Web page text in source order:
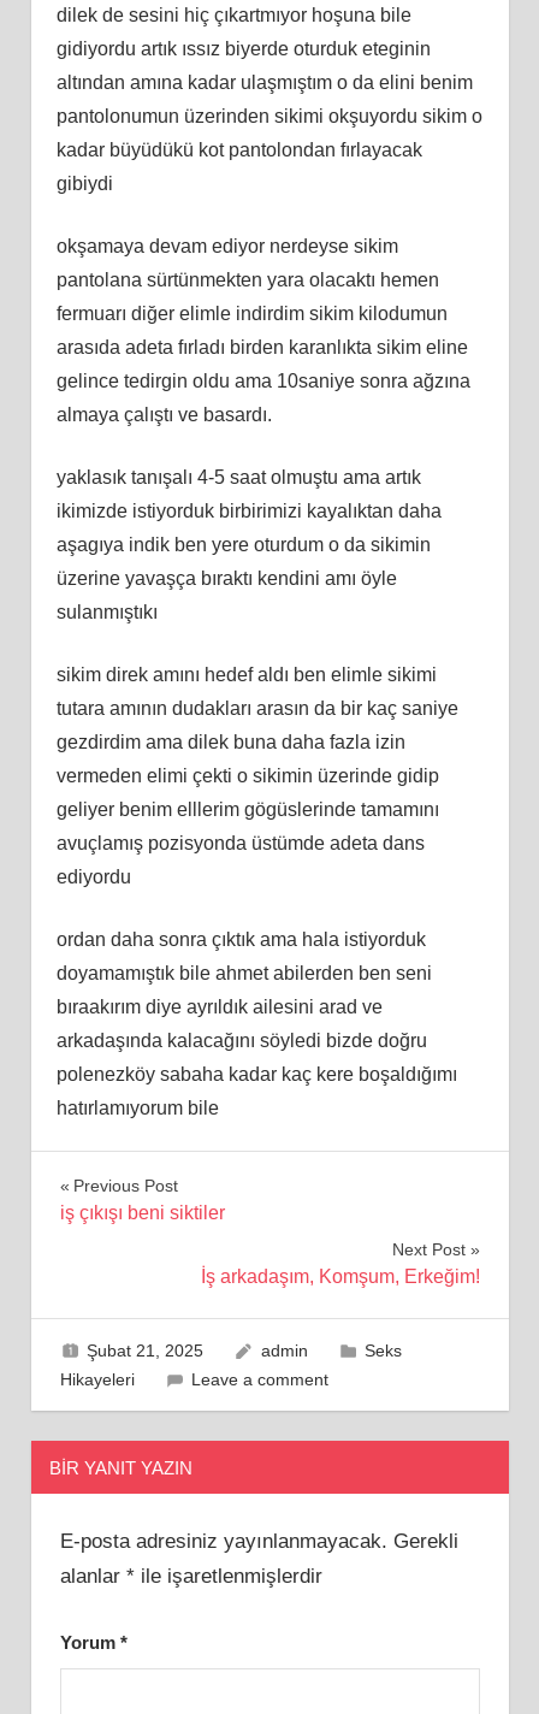
dilek de sesini hiç çıkartmıyor hoşuna bile
gidiyordu artık ıssız biyerde oturduk eteginin
altından amına kadar ulaşmıştım o da elini benim
pantolonumun üzerinden sikimi okşuyordu sikim o
kadar büyüdükü kot pantolondan fırlayacak
gibiydi
okşamaya devam ediyor nerdeyse sikim
pantolana sürtünmekten yara olacaktı hemen
fermuarı diğer elimle indirdim sikim kilodumun
arasıda adeta fırladı birden karanlıkta sikim eline
gelince tedirgin oldu ama 10saniye sonra ağzına
almaya çalıştı ve basardı.
yaklasık tanışalı 4-5 saat olmuştu ama artık
ikimizde istiyorduk birbirimizi kayalıktan daha
aşagıya indik ben yere oturdum o da sikimin
üzerine yavaşça bıraktı kendini amı öyle
sulanmıştıkı
sikim direk amını hedef aldı ben elimle sikimi
tutara amının dudakları arasın da bir kaç saniye
gezdirdim ama dilek buna daha fazla izin
vermeden elimi çekti o sikimin üzerinde gidip
geliyer benim elllerim gögüslerinde tamamını
avuçlamış pozisyonda üstümde adeta dans
ediyordu
ordan daha sonra çıktık ama hala istiyorduk
doyamamıştık bile ahmet abilerden ben seni
bıraakırım diye ayrıldık ailesini arad ve
arkadaşında kalacağını söyledi bizde doğru
polenezköy sabaha kadar kaç kere boşaldığımı
hatırlamıyorum bile
Yazı
Previous Post
iş çıkışı beni siktiler
Next Post
İş arkadaşım, Komşum, Erkeğim!
Şubat 21, 2025 admin
Seks
Hikayeleri
Leave a comment
BIR YANIT YAZIN
E-posta adresiniz yayınlanmayacak. Gerekli
alanlar *ile işaretlenmişlerdir
Yorum *